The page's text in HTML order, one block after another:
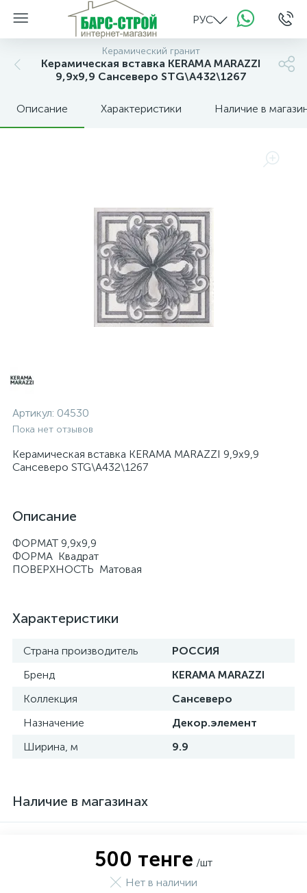
РУС
Керамический гранит
Керамическая вставка KERAMA MARAZZI
9,9х9,9 Сансеверо STG\A432\1267
Описание Характеристики Наличие в
Артикул: 04530
Пока нет отзывов
Керамическая вставка KERAMA MARAZZI 9,9х9,9
Сансеверо STG\A432\1267
Описание
ФОРМАТ 9,9х9,9
ФОРМА Квадрат
ПОВЕРХНОСТЬ Матовая
Характеристики
Страна производитель
РОССИЯ
Бренд
KERAMA MARAZZI
Коллекция
Сансеверо
Назначение
Декор.элемент
Ширина, м
9.9
Наличие в магазинах
500 тенге /шт
Нет в наличии